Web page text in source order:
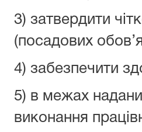
3) затвердити
(посадових
4) забезпечити
5) в межах
виконання